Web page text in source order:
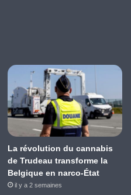
La révolution du cannabis
de Trudeau transforme la
Belgique en narco-État
il y a 2 semaines